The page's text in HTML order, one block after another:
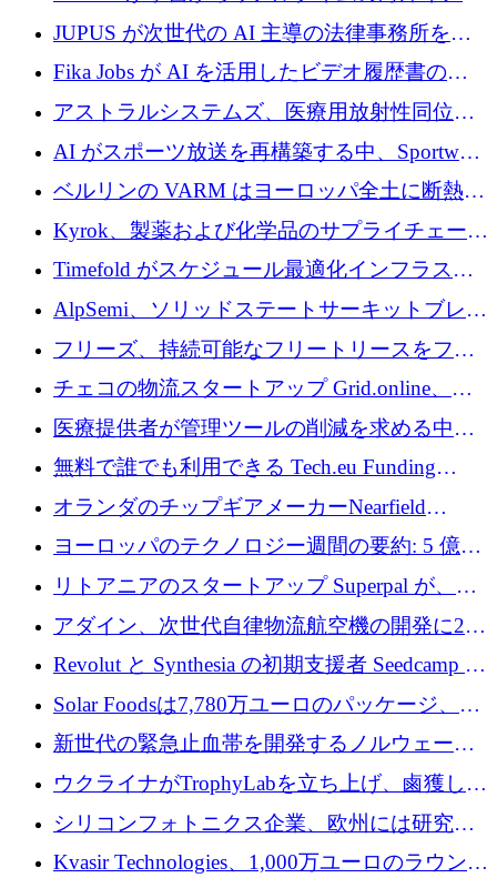
めに43万ポンドを確保
リジェンスを拡張するために 1,100 万ドルを
JUPUS が次世代の AI 主導の法律事務所を強
化するために 1,300 万ユーロを調達
Fika Jobs が AI を活用したビデオ履歴書のた
めに 400 万ドルを調達
アストラルシステムズ、医療用放射性同位元
素の世界的な不足に対処するために2,300万ポ
ンドを調達
AI がスポーツ放送を再構築する中、Sportway
が 2,000 万ユーロを調達
ベルリンの VARM はヨーロッパ全土に断熱材
を拡張するために 1,750 万ユーロを投資
Kyrok、製薬および化学品のサプライチェーン
に AI を導入するために 310 万ユーロを確保
Timefold がスケジュール最適化インフラスト
ラクチャを拡張するためにシリーズ A で
1,300 万ドルを調達
AlpSemi、ソリッドステートサーキットブレー
カー技術の進歩のために1,700万ユーロを調達
フリーズ、持続可能なフリートリースをフラ
ンス全土に拡大するために1,300万ユーロを確
保
チェコの物流スタートアップ Grid.online、配
送量が 1 年で 10 倍に増加し、400 万ユーロの
利益を獲得
医療提供者が管理ツールの削減を求める中、
a16z が Prosper AI を 3,000 万ドルで支援
無料で誰でも利用できる Tech.eu Funding
Explorer のご紹介
オランダのチップギアメーカーNearfield
Instrumentsが3億8,000万ドルを調達
ヨーロッパのテクノロジー週間の要約: 5 億
8,500 万ユーロを超える 60 以上のテクノロジ
ー資金調達取引
リトアニアのスタートアップ Superpal が、
Slack 内に構築された AI コワーカー プラット
フォームのために 50 万ユーロを調達
アダイン、次世代自律物流航空機の開発に250
万ユーロを確保
Revolut と Synthesia の初期支援者 Seedcamp が
3 億 2,000 万ドルを調達、米国に投資
Solar Foodsは7,780万ユーロのパッケージ、5
億ユーロの防衛および二重用途成長基金EDM
を開始、ヨーロッパのシリコンフォトニクス
に警告
新世代の緊急止血帯を開発するノルウェーの
スタートアップ企業を紹介する
ウクライナがTrophyLabを立ち上げ、鹵獲した
ロシア兵器を戦場の研究開発プラットフォー
ムに変える
シリコンフォトニクス企業、欧州には研究を
商業的に成功させるためのインフラが不足し
Kvasir Technologies、1,000万ユーロのラウンド